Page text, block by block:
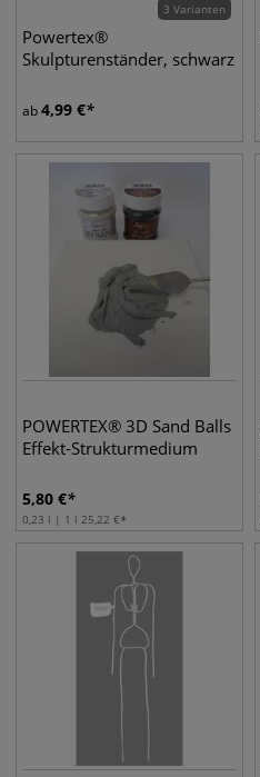
3 Varianten
Powertex®
Skulpturenständer, schwarz
ab4,99 €
POWERTEX® 3D Sand Balls
Effekt-Strukturmedium
5,80 €
0,23 l | 1 l 25,22 €